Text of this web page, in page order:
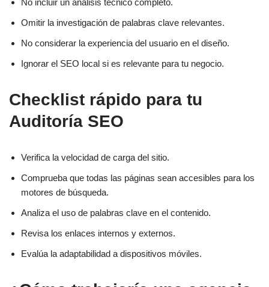
Omitir la investigación de palabras clave relevantes.
No considerar la experiencia del usuario en el diseño.
Ignorar el SEO local si es relevante para tu negocio.
Checklist rápido para tu
Auditoría SEO
Verifica la velocidad de carga del sitio.
Comprueba que todas las páginas sean accesibles para los
motores de búsqueda.
Analiza el uso de palabras clave en el contenido.
Revisa los enlaces internos y externos.
Evalúa la adaptabilidad a dispositivos móviles.